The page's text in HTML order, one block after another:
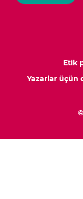
Etik
Yazarlar üçün